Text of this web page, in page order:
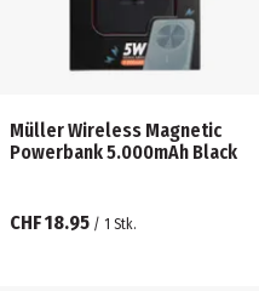
Müller Wireless Magnetic
Powerbank 5.000mAh Black
CHF 18.95 / 1 Stk.